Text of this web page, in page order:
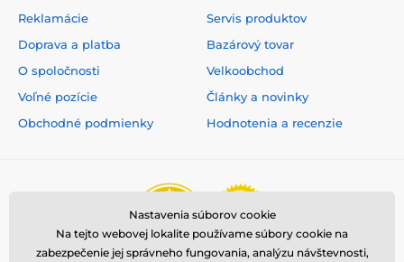
Reklamácie
Doprava a platba
O spoločnosti
Voľné pozície
Obchodné podmienky
Servis produktov
Bazárový tovar
Velkoobchod
Články a novinky
Hodnotenia a recenzie
Nastavenia súborov cookie
Na tejto webovej lokalite používame súbory cookie na
zabezpečenie jej správneho fungovania, analýzu návštevnosti,